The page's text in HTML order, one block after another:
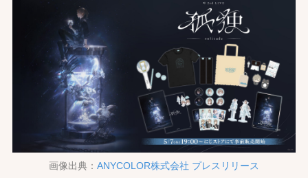
画像出典： ANYCOLOR株式会社 プレスリリース